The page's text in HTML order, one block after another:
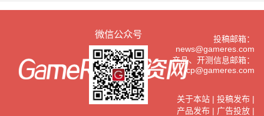
微信公众号
投稿邮箱：
news@gameres.com
产品、开测信息邮箱：
cp@gameres.com
关于本站| 投稿发布|
产品发布| 广告投放|